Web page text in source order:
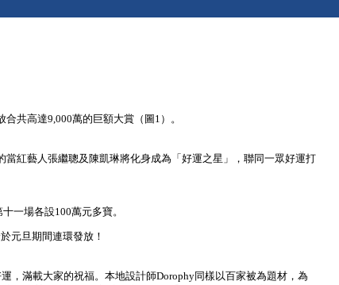
共高達9,000萬的巨額大賞（圖1）。
紅藝人張繼聰及陳凱琳將化身成為「好運之星」，聯同一眾好運打
一場各設100萬元多寶。
元旦期間連環發放！
，滿載大家的祝福。本地設計師Dorophy同樣以百家被為題材，為